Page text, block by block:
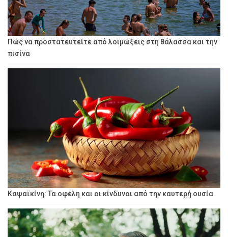
Πώς να προστατευτείτε από λοιμώξεις στη θάλασσα και την
πισίνα
Καψαϊκίνη: Τα οφέλη και οι κίνδυνοι από την καυτερή ουσία